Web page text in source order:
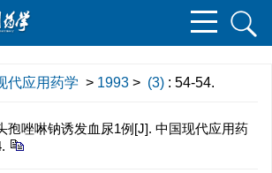
代应用药学 > 1993 > (3) : 54-54.
孢唑啉钠诱发血尿1例[J]. 中国现代应用药